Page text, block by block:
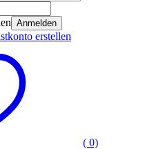
Anmelden
erstellen
( 0)